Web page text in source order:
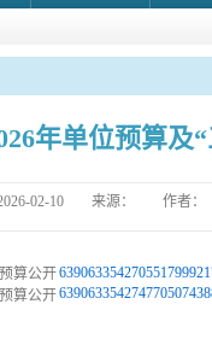
年单位预算及
02-10 来源： 作者：